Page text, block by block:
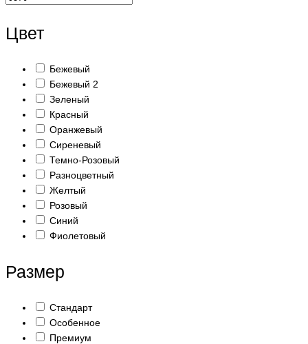
Цвет
Бежевый
Бежевый 2
Зеленый
Красный
Оранжевый
Сиреневый
Темно-Розовый
Разноцветный
Желтый
Розовый
Синий
Фиолетовый
Размер
Стандарт
Особенное
Премиум